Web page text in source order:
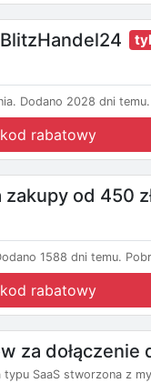
Dodano 2028 dni temu.
rabatowy
od 450
1588 dni temu.
rabatowy
za dołączenie
SaaS stworzona z